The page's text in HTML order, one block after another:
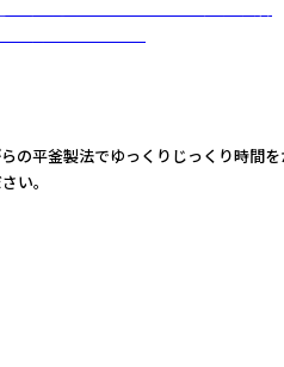
法でゆっくりじっくり時
い。